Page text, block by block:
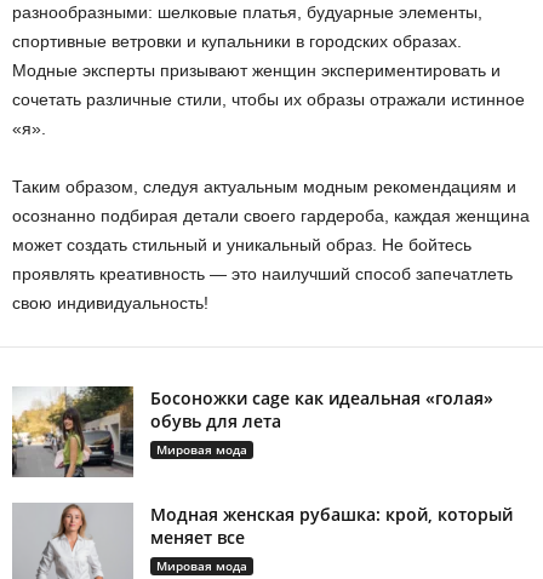
разнообразными: шелковые платья, будуарные элементы,
спортивные ветровки и купальники в городских образах.
Модные эксперты призывают женщин экспериментировать и
сочетать различные стили, чтобы их образы отражали истинное
«я».
Таким образом, следуя актуальным модным рекомендациям и
осознанно подбирая детали своего гардероба, каждая женщина
может создать стильный и уникальный образ. Не бойтесь
проявлять креативность — это наилучший способ запечатлеть
свою индивидуальность!
Босоножки cage как идеальная «голая»
обувь для лета
Мировая мода
Модная женская рубашка: крой, который
меняет все
Мировая мода